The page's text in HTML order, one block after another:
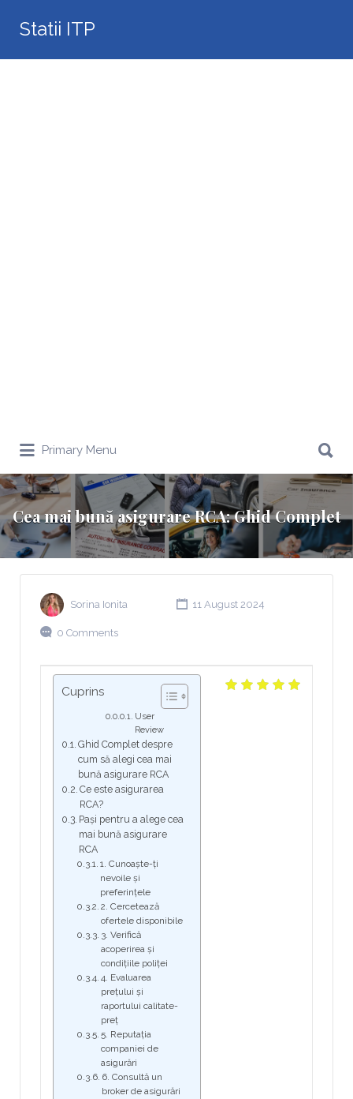
Statii ITP
for:
Primary Menu
for:
Cea mai bună asigurare RCA: Ghid Complet
Sorina Ionita 11 August 2024
0 Comments
Cuprins
User
Review
Ghid Complet despre
cum să alegi cea mai
bună asigurare RCA
Ce este asigurarea
RCA?
Pași pentru a alege cea
mai bună asigurare
RCA
1. Cunoaște-ți
nevoile și
preferințele
2. Cercetează
ofertele disponibile
3. Verifică
acoperirea și
condițiile poliței
4. Evaluarea
prețului și
raportului calitate-
preț
5. Reputația
companiei de
asigurări
6. Consultă un
broker de asigurări